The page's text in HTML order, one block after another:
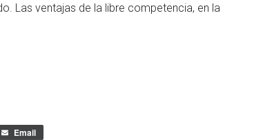
Las ventajas de la libre competencia, en la
Email